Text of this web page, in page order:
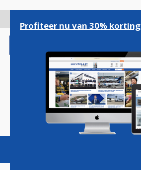
gaan
Magazine Podcasts
Profiteer nu van 30% korting